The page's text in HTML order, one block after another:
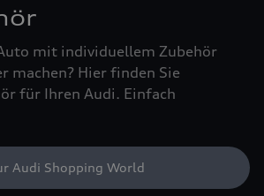
mit individuellem Zubehör
machen? Hier finden Sie
für Ihren Audi. Einfach
Audi Shopping World